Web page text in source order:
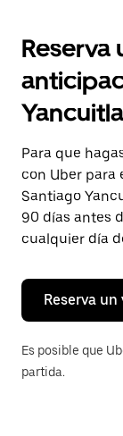
el
y
selecciona
una
Presiona
la
tecla Esc
para
cerrar
el
calendario.
Reserva
Para que
con Uber para
Santiago
90 días antes
cualquier día
Reserva un
Es posible que
partida.